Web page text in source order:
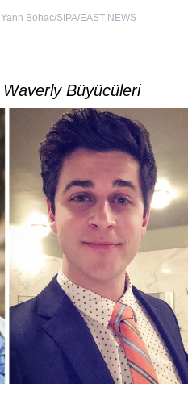
Yann Bohac/SIPA/EAST NEWS
Waverly Büyücüleri